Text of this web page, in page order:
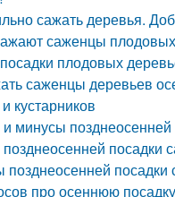
сажать деревья.
саженцы
плодовых
саженцы деревьев
кустарников
минусы позднеосенней
посадки
позднеосенней посадки
про осеннюю